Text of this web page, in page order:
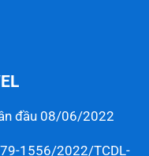
đầu 08/06/2022
1556/2022/TCDL-